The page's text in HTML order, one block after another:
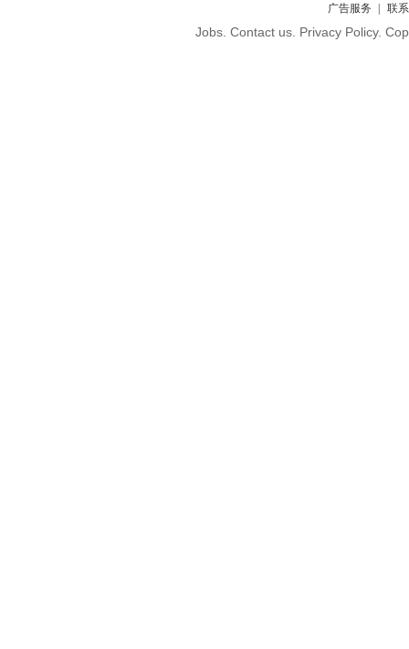
广告服务 联
Jobs. Contact us. Privacy Policy.